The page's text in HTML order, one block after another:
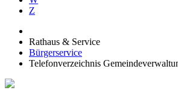
Z
Rathaus & Service
Bürgerservice
Telefonverzeichnis